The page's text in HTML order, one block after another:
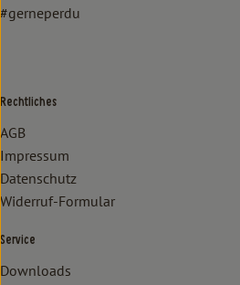
#gerneperdu
Rechtliches
AGB
Impressum
Datenschutz
Widerruf-Formular
Service
Downloads